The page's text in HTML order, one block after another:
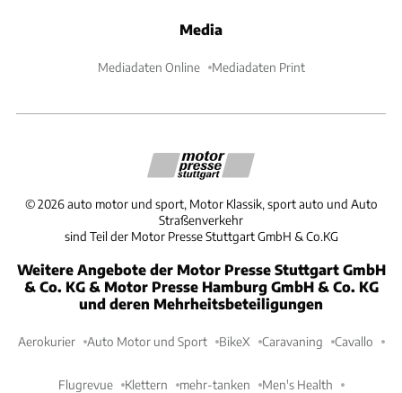
Media
Mediadaten Online Mediadaten Print
©2026 auto motor und sport, Motor Klassik, sport auto und Auto
Straßenverkehr
sind Teil der Motor Presse Stuttgart GmbH & Co.KG
Weitere Angebote der Motor Presse Stuttgart GmbH
& Co. KG & Motor Presse Hamburg GmbH & Co. KG
und deren Mehrheitsbeteiligungen
Aerokurier Auto Motor und Sport BikeX Caravaning Cavallo
Flugrevue Klettern mehr-tanken Men's Health